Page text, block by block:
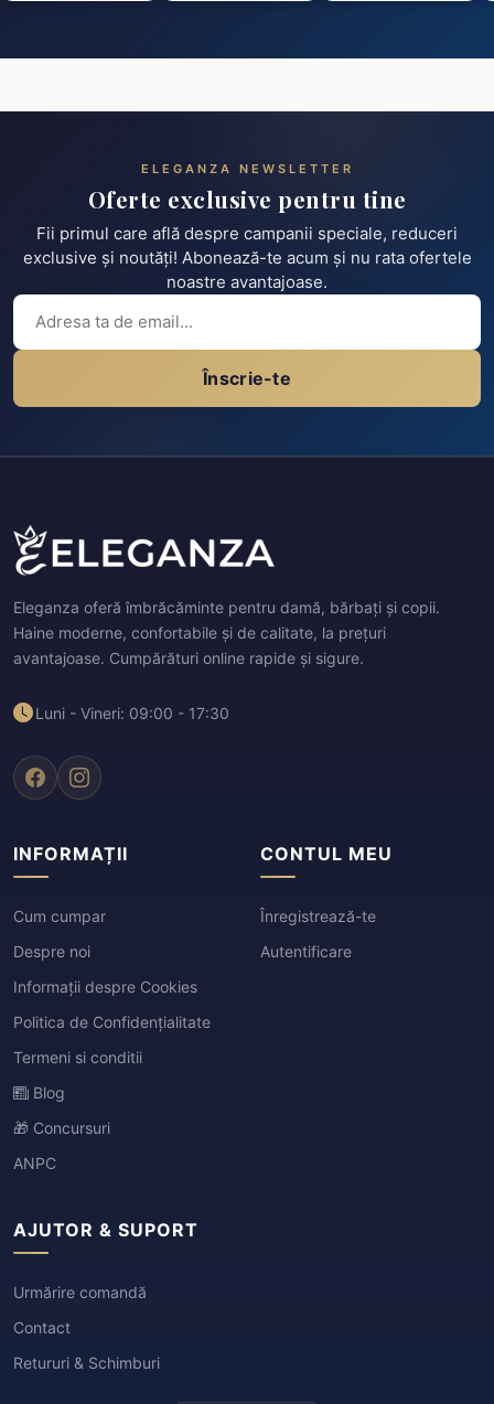
ELEGANZA NEWSLETTER
Oferte exclusive pentru tine
Fii primul care află despre campanii speciale, reduceri
exclusive și noutăți! Abonează-te acum și nu rata ofertele
noastre avantajoase.
Înscrie-te
Eleganza oferă îmbrăcăminte pentru damă, bărbați și copii.
Haine moderne, confortabile și de calitate, la prețuri
avantajoase. Cumpărături online rapide și sigure.
Luni - Vineri: 09:00 - 17:30
INFORMAȚII
Cum cumpar
Despre noi
Informații despre Cookies
Politica de Confidențialitate
Termeni si conditii
Blog
🎁 Concursuri
ANPC
CONTUL MEU
Înregistrează-te
Autentificare
AJUTOR & SUPORT
Urmărire comandă
Contact
Retururi & Schimburi